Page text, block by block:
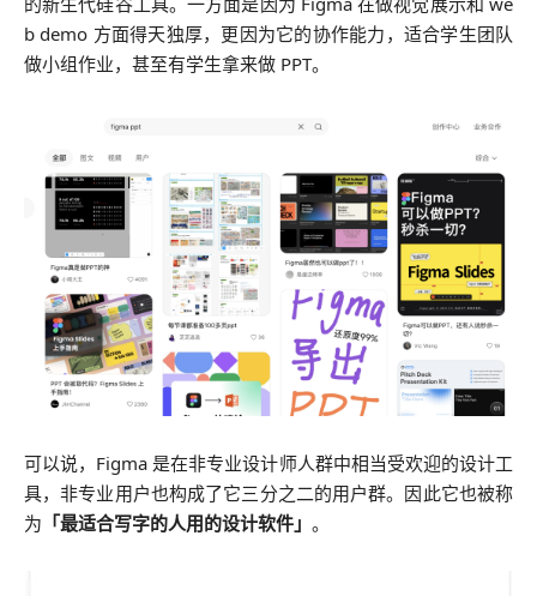
b demo 方面得天独厚，更因为它的协作能力，适合学生团队
做小组作业， 甚至有学生拿来做 PPT。
可以说，Figma 是在非专业设计师人群中相当受欢迎的设计工
具，非专业用户也构成了它三分之二的用户群。 因此它也被称
为 「最适合写字的人用的设计软件」 。